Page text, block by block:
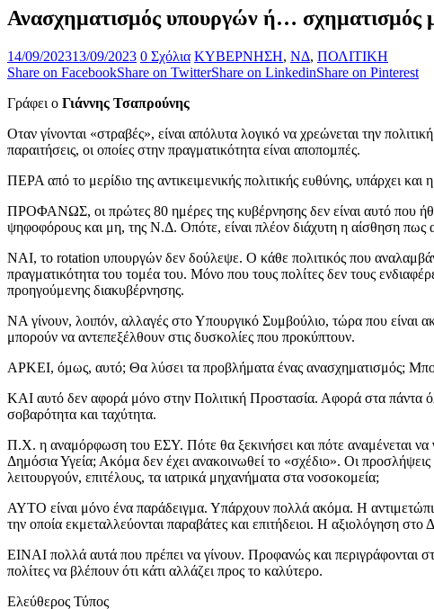
Ανασχηματισμός υπουργών ή… σχηματισμός
14/09/202313/09/2023 0 Σχόλια ΚΥΒΕΡΝΗΣΗ, ΝΔ, ΠΟΛΙΤΙΚΗ
Share on FacebookShare on TwitterShare on LinkedinShare on Pinterest
Γράφει ο Γιάννης Τσαπρούνης
Οταν γίνονται «στραβές», είναι απόλυτα λογικό να χρεώνεται την
παραιτήσεις, οι οποίες στην πραγματικότητα είναι αποπομπές.
ΠΕΡΑ από το μερίδιο της αντικειμενικής πολιτικής ευθύνης, υπάρχει
ΠΡΟΦΑΝΩΣ, οι πρώτες 80 ημέρες της κυβέρνησης δεν είναι αυτό που
ψηφοφόρους και μη, της Ν.Δ. Οπότε, είναι πλέον διάχυτη η αίσθηση πως
ΝΑΙ, το rotation υπουργών δεν δούλεψε. Ο κάθε πολιτικός που
πραγματικότητα του τομέα του. Μόνο που τους πολίτες δεν τους
προηγούμενης διακυβέρνησης.
ΝΑ γίνουν, λοιπόν, αλλαγές στο Υπουργικό Συμβούλιο, τώρα που είναι
μπορούν να αντεπεξέλθουν στις δυσκολίες που προκύπτουν.
ΑΡΚΕΙ, όμως, αυτό; Θα λύσει τα προβλήματα ένας ανασχηματισμός;
ΚΑΙ αυτό δεν αφορά μόνο στην Πολιτική Προστασία. Αφορά στα πάντα
σοβαρότητα και ταχύτητα.
Π.Χ. η αναμόρφωση του ΕΣΥ. Πότε θα ξεκινήσει και πότε αναμένεται να
Δημόσια Υγεία; Ακόμα δεν έχει ανακοινωθεί το «σχέδιο». Οι
λειτουργούν, επιτέλους, τα ιατρικά μηχανήματα στα νοσοκομεία;
ΑΥΤΟ είναι μόνο ένα παράδειγμα. Υπάρχουν πολλά ακόμα. Η
την οποία εκμεταλλεύονται παραβάτες και επιτήδειοι. Η αξιολόγηση
ΕΙΝΑΙ πολλά αυτά που πρέπει να γίνουν. Προφανώς και περιγράφονται
πολίτες να βλέπουν ότι κάτι αλλάζει προς το καλύτερο.
Ελεύθερος Τύπος